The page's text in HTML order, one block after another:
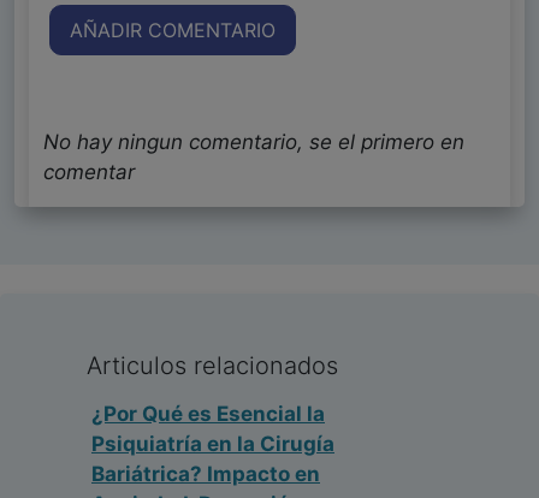
AÑADIR COMENTARIO
No hay ningun comentario, se el primero en
comentar
Articulos relacionados
¿Por Qué es Esencial la
Psiquiatría en la Cirugía
Bariátrica? Impacto en